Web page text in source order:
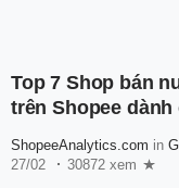
Top 7 Shop bán
trên Shopee dành
ShopeeAnalytics.com in
27/02
30872 xem